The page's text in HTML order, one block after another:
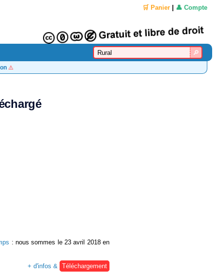
🛒 Panier 👤 Compte
⚠️
: nous sommes le 23 avril 2018 en
+ d'infos &
Téléchargement